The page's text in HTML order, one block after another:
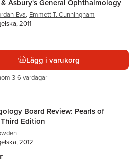
Asbury's General Ophthalmology
Eva, Emmett T. Cunningham
2011
Lägg i varukorg
3-6 vardagar
Board Review: Pearls of
Edition
2012